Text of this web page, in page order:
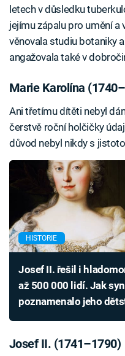
letech v důsledku
jejímu zápalu pro umění
věnovala studiu botaniky
angažovala také v
Marie Karolína
Ani třetímu dítěti nebyl
čerstvě roční holčičky
důvod nebyl nikdy s
HISTORIE
Josef II. řešil i
až 500 000 lidí. Jak
poznamenalo jeho
Josef II. (1741–1790)